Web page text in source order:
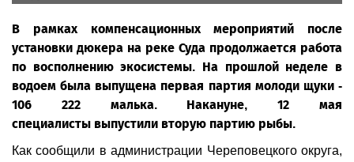
В рамках компенсационных мероприятий после
установки дюкера на реке Суда продолжается работа
по восполнению экосистемы. На прошлой неделе в
водоем была выпущена первая партия молоди щуки -
106 222 малька. Накануне, 12 мая
специалисты выпустили вторую партию рыбы.
Как сообщили в администрации Череповецкого округа,